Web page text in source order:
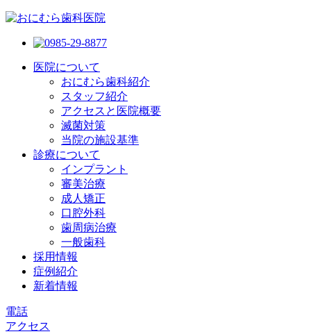
医院について
おにむら歯科紹介
スタッフ紹介
アクセスと医院概要
滅菌対策
当院の施設基準
診療について
インプラント
審美治療
成人矯正
口腔外科
歯周病治療
一般歯科
採用情報
症例紹介
新着情報
電話
アクセス